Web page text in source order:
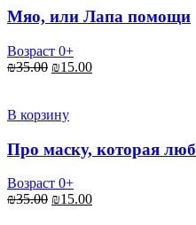
Мяо, или Лапа помощи
Возраст 0+
₪35.00 Первоначальная
₪35.00.
₪15.00Текущая
В корзину
Про маску, которая
Возраст 0+
₪35.00 Первоначальная
₪15.00Текущая